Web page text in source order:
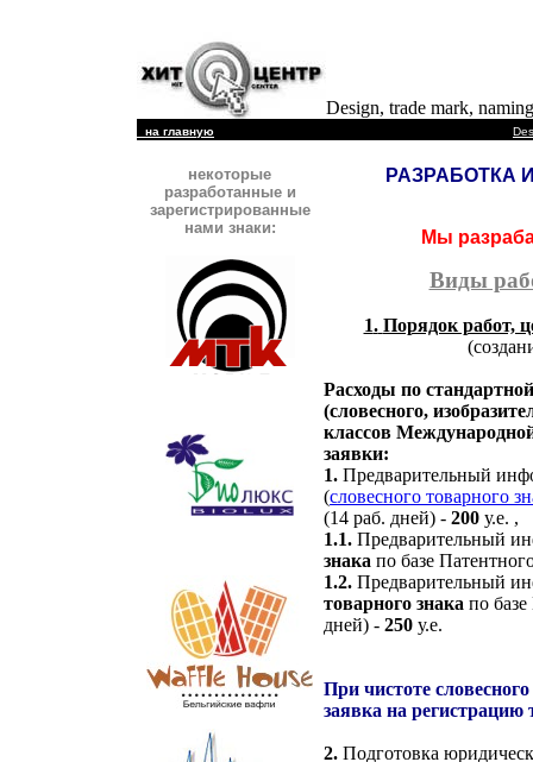
Design, trade mark, naming
на главную
некоторые
разработанные и
зарегистрированные
нами знаки:
РАЗРАБОТКА
Мы
Виды
1. Порядок работ,
(
Расходы по
(словесного,
классов
заявки:
1. Предварительный
(словесного товарного
(14 раб. дней) - 200 у.е. ,
1.1. Предварительный
знака по базе
1.2. Предварительный
товарного знака по
дней) - 250 у.е.
При чистоте
заявка на регистрацию
2. Подготовка